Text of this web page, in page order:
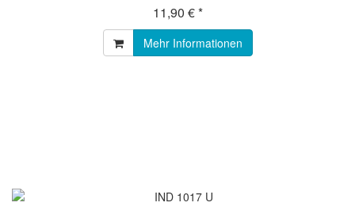
11,90 € *
Mehr Informationen